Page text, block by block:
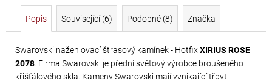
Popis Související (6) Podobné (8) Značka
Swarovski nažehlovací štrasový kamínek - HotfixXIRIUS ROSE
2078 . Firma Swarovski je přední světový výrobce broušeného
křišťálového skla. Kameny Swarovski mají vynikající třpyt,
CRYSTAL
69
Kč